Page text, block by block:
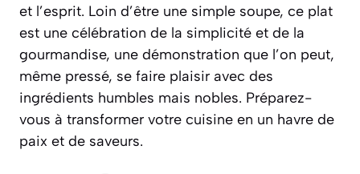
et l’esprit. Loin d’être une simple soupe, ce plat
est une célébration de la simplicité et de la
gourmandise, une démonstration que l’on peut,
même pressé, se faire plaisir avec des
ingrédients humbles mais nobles. Préparez-
vous à transformer votre cuisine en un havre de
paix et de saveurs.